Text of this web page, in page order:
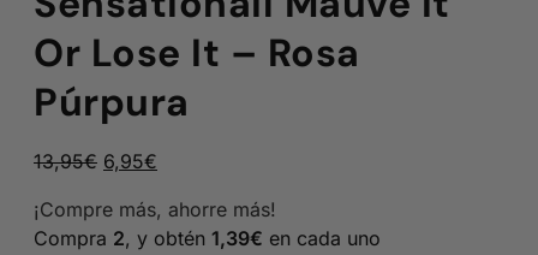
Or Lose It – Rosa
Púrpura
13,95€ El
original
era:
6,95€
actual
es:
¡Compre más, ahorre más!
Compra 2, y obtén 1,39€ en cada uno